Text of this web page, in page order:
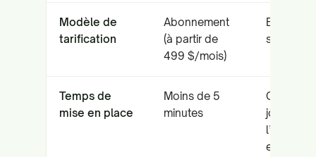
Modèle de
tarification
Abonnement
(à partir de
499 $/mois)
Entreprise
sur devis
Temps de
mise en place
Moins de 5
minutes
Quelques
jours
l’échelle
entreprise